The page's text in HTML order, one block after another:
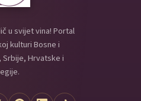
u svijet vina! Portal
kulturi Bosne i
Hrvatske i